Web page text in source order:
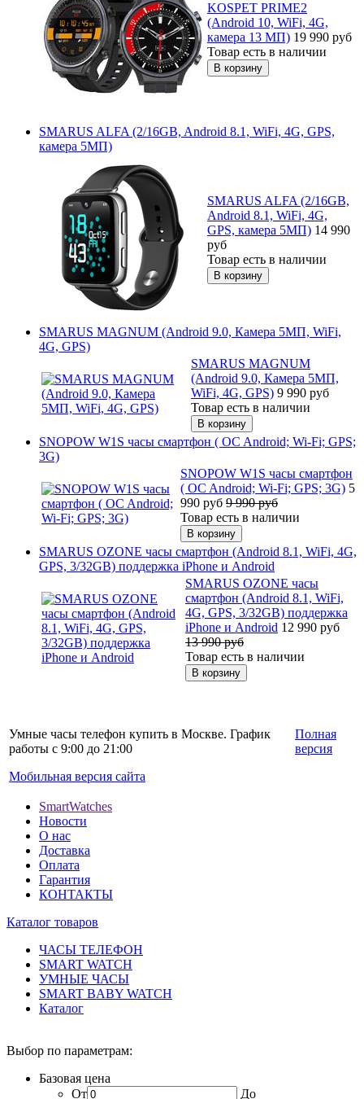
KOSPET PRIME2
(Android 10, WiFi, 4G,
камера 13 МП) 19 990 руб
Товар есть в наличии
SMARUS ALFA (2/16GB, Android 8.1, WiFi, 4G, GPS,
камера 5МП)
SMARUS ALFA (2/16GB,
Android 8.1, WiFi, 4G,
GPS, камера 5МП) 14 990
руб
Товар есть в наличии
SMARUS MAGNUM (Android 9.0, Камера 5МП, WiFi,
4G, GPS)
SMARUS MAGNUM
(Android 9.0, Камера 5МП,
WiFi, 4G, GPS) 9 990 руб
Товар есть в наличии
SNOPOW W1S часы смартфон ( OC Android; Wi-Fi; GPS;
3G)
SNOPOW W1S часы смартфон
( OC Android; Wi-Fi; GPS; 3G) 5
990 руб 9 990руб
Товар есть в наличии
SMARUS OZONE часы смартфон (Android 8.1, WiFi, 4G,
GPS, 3/32GB) поддержка iPhone и Android
SMARUS OZONE часы
смартфон (Android 8.1, WiFi,
4G, GPS, 3/32GB) поддержка
iPhone и Android 12 990 руб
13 990руб
Товар есть в наличии
Умные часы телефон купить в Москве. График
работы с 9:00 до 21:00
Мобильная версия сайта
Полная
версия
SmartWatches
Новости
О нас
Доставка
Оплата
Гарантия
КОНТАКТЫ
Каталог товаров
ЧАСЫ ТЕЛЕФОН
SMART WATCH
УМНЫЕ ЧАСЫ
SMART BABY WATCH
Каталог
Выбор по параметрам:
Базовая цена
От
До